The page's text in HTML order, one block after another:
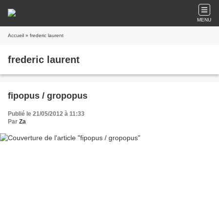
MENU
Accueil » frederic laurent
frederic laurent
fipopus / gropopus
Publié le 21/05/2012 à 11:33
Par Za